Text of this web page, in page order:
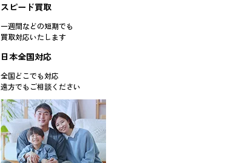
スピード買取
一週間などの短期でも
買取対応いたします
日本全国対応
全国どこでも対応
遠方でもご相談ください